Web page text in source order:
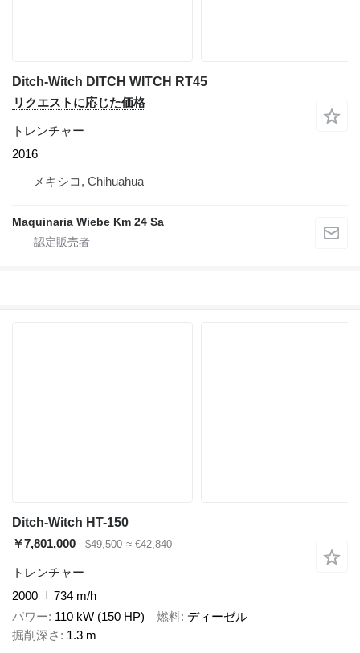
Ditch-Witch DITCH WITCH RT45
リクエストに応じた価格
トレンチャー
2016
メキシコ, Chihuahua
Maquinaria Wiebe Km 24 Sa
Ditch-Witch HT-150
￥7,801,000
$49,500 ≈ €42,840
トレンチャー
2000
734 m/h
パワー 110 kW (150 HP) 燃料 ディーゼル
掘削深さ
1.3 m